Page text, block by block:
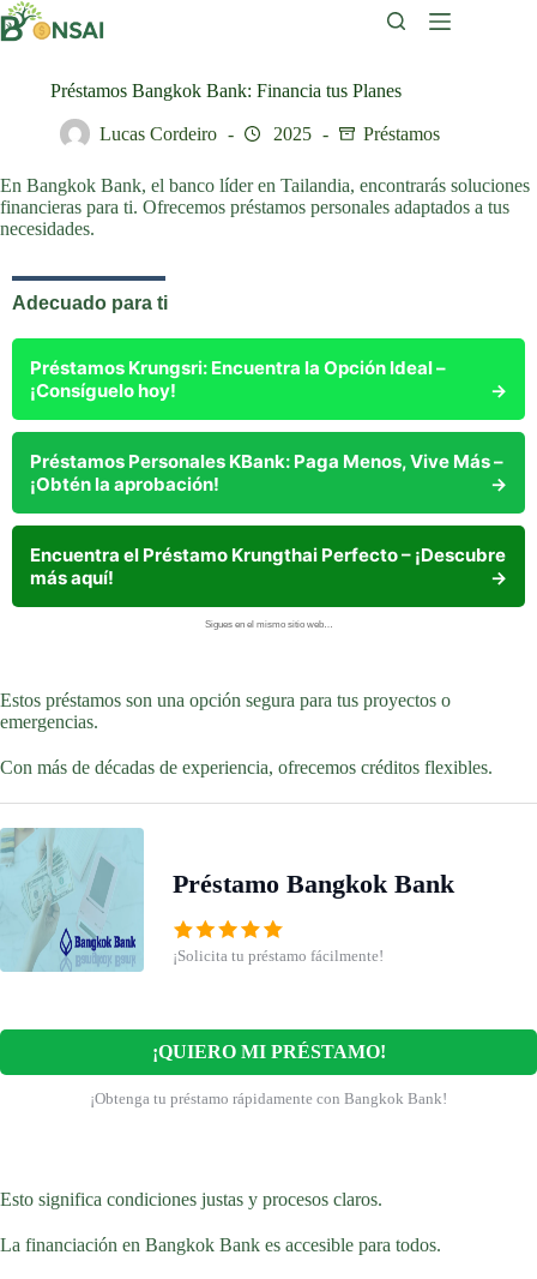
Saltar
al
Préstamos Bangkok Bank: Financia tus Planes
Lucas Cordeiro 2025 Préstamos
En Bangkok Bank, el banco líder en Tailandia, encontrarás soluciones
financieras para ti. Ofrecemos préstamos personales adaptados a tus
necesidades.
Adecuado para ti
Préstamos Krungsri: Encuentra la Opción Ideal –
¡Consíguelo hoy!
→
Préstamos Personales KBank: Paga Menos, Vive Más –
¡Obtén la aprobación!
→
Encuentra el Préstamo Krungthai Perfecto – ¡Descubre
más aquí!
→
Sigues en el mismo sitio web…
Estos préstamos son una opción segura para tus proyectos o
emergencias.
Con más de décadas de experiencia, ofrecemos créditos flexibles.
Préstamo Bangkok Bank
¡Solicita tu préstamo fácilmente!
¡QUIERO MI PRÉSTAMO!
¡Obtenga tu préstamo rápidamente con Bangkok Bank!
Esto significa condiciones justas y procesos claros.
La financiación en Bangkok Bank es accesible para todos.